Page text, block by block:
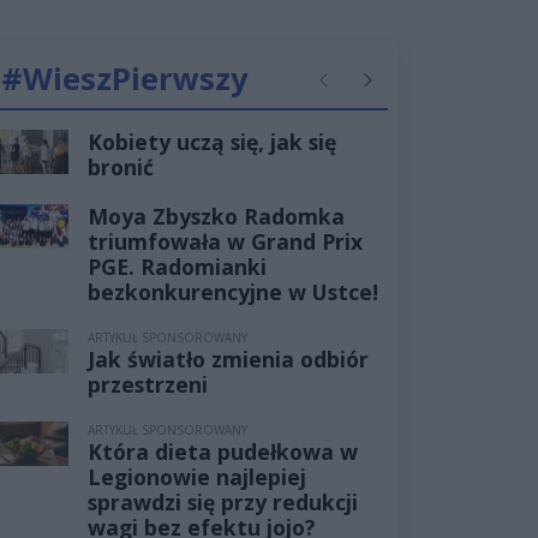
#WieszPierwszy PoprzednieNastępne
Kobiety uczą się, jak się
bronić
Moya Zbyszko Radomka
triumfowała w Grand Prix
PGE. Radomianki
bezkonkurencyjne w Ustce!
ARTYKUŁ SPONSOROWANY
Jak światło zmienia odbiór
przestrzeni
ARTYKUŁ SPONSOROWANY
Która dieta pudełkowa w
Legionowie najlepiej
sprawdzi się przy redukcji
wagi bez efektu jojo?